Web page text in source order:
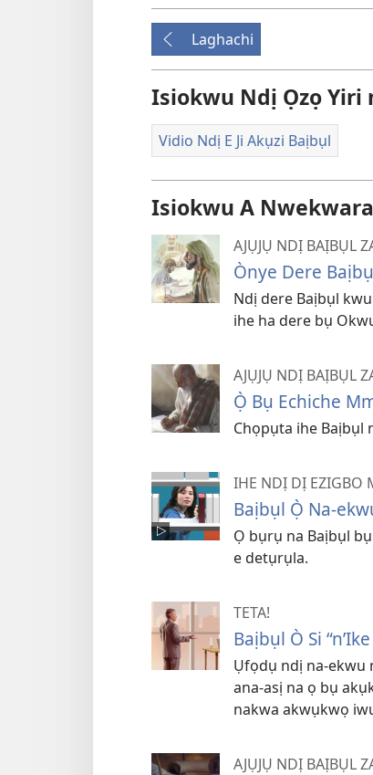
Laghachi
Isiokwu Ndị Ọzọ Yiri
Vidio Ndị E Ji Akụzi Baịbụl
Isiokwu A
AJỤJỤ NDỊ BAỊBỤL
Ònye Dere
Ndị dere Baịbụl
ihe ha dere bụ
AJỤJỤ NDỊ BAỊBỤL
Ọ̀ Bụ Echiche
Chọpụta ihe Baịbụl
IHE NDỊ DỊ EZIGBO
Baịbụl Ọ̀ Na-
Ọ bụrụ na Baịbụl
e detụrụla.
TETA!
Baịbụl Ò Si
Ụfọdụ ndị na-ekwu
ana-asị na ọ bụ
nakwa akwụkwọ
AJỤJỤ NDỊ BAỊBỤL